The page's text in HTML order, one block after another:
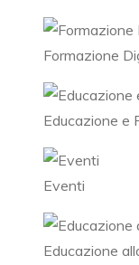
Formazione
Educazione e
Eventi
Educazione